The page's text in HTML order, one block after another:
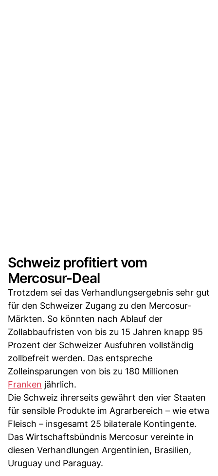
Schweiz profitiert vom
Mercosur-Deal
Trotzdem sei das Verhandlungsergebnis sehr gut
für den Schweizer Zugang zu den Mercosur-
Märkten. So könnten nach Ablauf der
Zollabbaufristen von bis zu 15 Jahren knapp 95
Prozent der Schweizer Ausfuhren vollständig
zollbefreit werden. Das entspreche
Zolleinsparungen von bis zu 180 Millionen
Franken jährlich.
Die Schweiz ihrerseits gewährt den vier Staaten
für sensible Produkte im Agrarbereich – wie etwa
Fleisch – insgesamt 25 bilaterale Kontingente.
Das Wirtschaftsbündnis Mercosur vereinte in
diesen Verhandlungen Argentinien, Brasilien,
Uruguay und Paraguay.